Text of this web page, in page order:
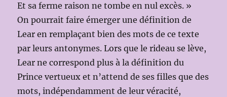
Et sa ferme raison ne tombe en nul excès. »
On pourrait faire émerger une définition de
Lear en remplaçant bien des mots de ce texte
par leurs antonymes. Lors que le rideau se lève,
Lear ne correspond plus à la définition du
Prince vertueux et n’attend de ses filles que des
mots, indépendamment de leur véracité,